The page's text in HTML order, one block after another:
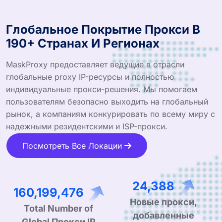
Глобальное Покрытие Прокси В
190+ Странах И Регионах
MaskProxy предоставляет ведущие в отрасли
глобальные proxy IP-ресурсы и полностью
индивидуальные прокси-решения. Мы помогаем
пользователям безопасно выходить на глобальный
рынок, а компаниям конкурировать по всему миру с
надежными резидентскими и ISP-прокси.
Посмотреть Все Локации
258,148,327
Total Number of
39,013
Новые прокси,
добавленные